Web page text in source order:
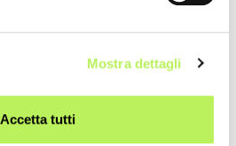
Mostra dettagli
Accetta tutti